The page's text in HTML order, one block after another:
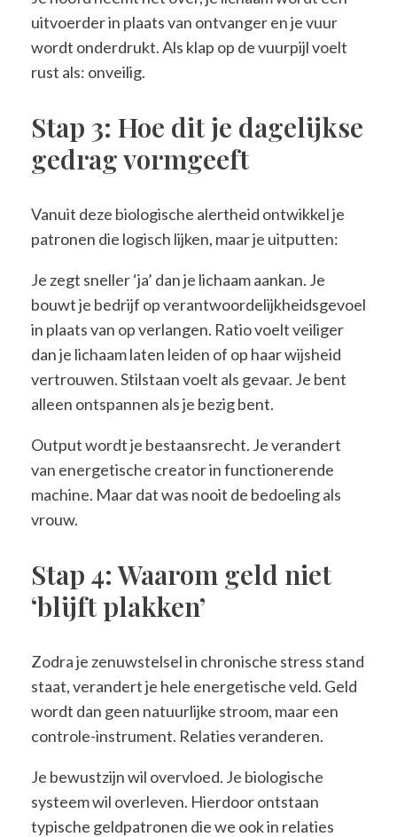
uitvoerder in plaats van ontvanger en je vuur
wordt onderdrukt. Als klap op de vuurpijl voelt
rust als: onveilig.
Stap 3: Hoe dit je dagelijkse
gedrag vormgeeft
Vanuit deze biologische alertheid ontwikkel je
patronen die logisch lijken, maar je uitputten:
Je zegt sneller ‘ja’ dan je lichaam aankan. Je
bouwt je bedrijf op verantwoordelijkheidsgevoel
in plaats van op verlangen. Ratio voelt veiliger
dan je lichaam laten leiden of op haar wijsheid
vertrouwen. Stilstaan voelt als gevaar. Je bent
alleen ontspannen als je bezig bent.
Output wordt je bestaansrecht. Je verandert
van energetische creator in functionerende
machine. Maar dat was nooit de bedoeling als
vrouw.
Stap 4: Waarom geld niet
‘blijft plakken’
Zodra je zenuwstelsel in chronische stress stand
staat, verandert je hele energetische veld. Geld
wordt dan geen natuurlijke stroom, maar een
controle-instrument. Relaties veranderen.
Je bewustzijn wil overvloed. Je biologische
systeem wil overleven. Hierdoor ontstaan
typische geldpatronen die we ook in relaties